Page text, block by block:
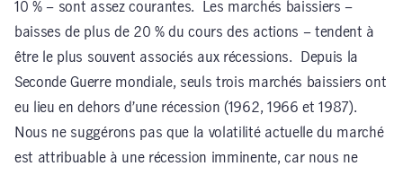
10 % – sont assez courantes. Les marchés baissiers –
baisses de plus de 20 % du cours des actions – tendent à
être le plus souvent associés aux récessions. Depuis la
Seconde Guerre mondiale, seuls trois marchés baissiers ont
eu lieu en dehors d’une récession (1962, 1966 et 1987).
Nous ne suggérons pas que la volatilité actuelle du marché
est attribuable à une récession imminente, car nous ne